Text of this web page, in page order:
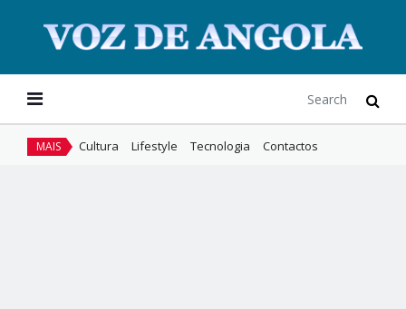
MAIS Cultura Lifestyle Tecnologia Contactos